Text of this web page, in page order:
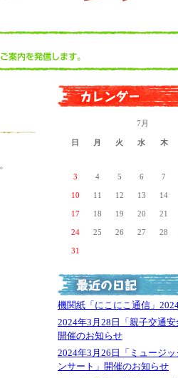
7月
日 月 火 水 木
3 4 5 6 7
10 11 12 13 14
17 18 19 20 21
24 25 26 27 28
31
機関紙「にこにこ通信」
2024年3月28日「親子交通安
開催のお知らせ
2024年3月26日「ミュージッ
ンサート」開催のお知らせ